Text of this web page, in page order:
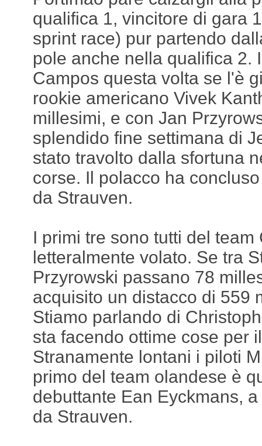
qualifica 1, vincitore di gara
sprint race) pur partendo
pole anche nella qualifica 2.
Campos questa volta se l'è
rookie americano Vivek
millesimi, e con Jan
splendido fine settimana di
stato travolto dalla sfortuna
corse. Il polacco ha
da Strauven.
I primi tre sono tutti del
letteralmente volato. Se tra
Przyrowski passano 78
acquisito un distacco di 559
Stiamo parlando di
sta facendo ottime cose per
Stranamente lontani i piloti
primo del team olandese è
debuttante Ean Eyckmans,
da Strauven.